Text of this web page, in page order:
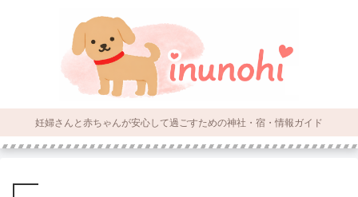
妊婦さんと赤ちゃんが安心して過ごすための神社・宿・情報ガイド